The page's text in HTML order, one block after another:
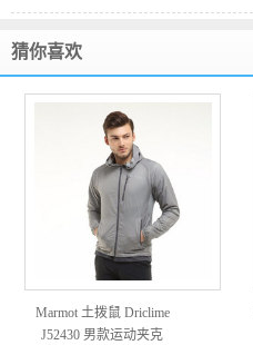
猜你喜欢
Marmot 土拨鼠 Driclime
J52430 男款运动夹克